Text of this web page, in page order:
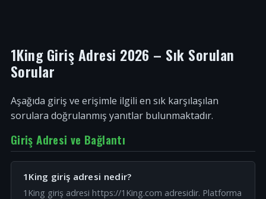
1King Giriş Adresi 2026 – Sık Sorulan
Sorular
Aşağıda giriş ve erişimle ilgili en sık karşılaşılan
sorulara doğrulanmış yanıtlar bulunmaktadır.
Giriş Adresi ve Bağlantı
1King giriş adresi nedir?
1King giriş adresi https://1King.com adresidir. Platforma